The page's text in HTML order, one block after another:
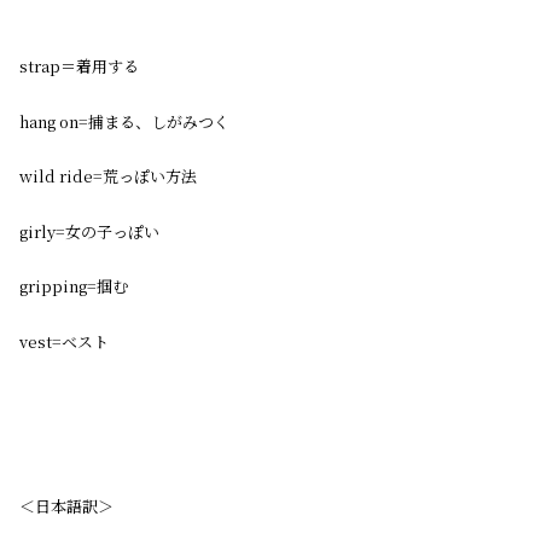
strap＝着用する
hang on=捕まる、しがみつく
wild ride=荒っぽい方法
girly=女の子っぽい
gripping=掴む
vest=ベスト
＜日本語訳＞